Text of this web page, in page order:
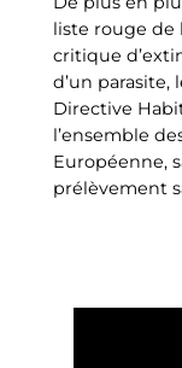
liste rouge de
critique
d’un
Directive
l’ensemble
Européenne,
prélèvement